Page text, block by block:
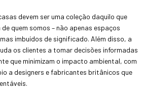
devem ser uma coleção daquilo que
quem somos – não apenas espaços
imbuídos de significado. Além disso, a
os clientes a tomar decisões informadas
que minimizam o impacto ambiental, com
a designers e fabricantes britânicos que